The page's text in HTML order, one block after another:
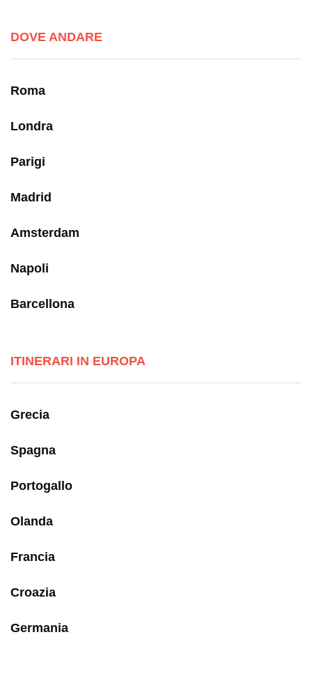
DOVE ANDARE
Roma
Londra
Parigi
Madrid
Amsterdam
Napoli
Barcellona
ITINERARI IN EUROPA
Grecia
Spagna
Portogallo
Olanda
Francia
Croazia
Germania